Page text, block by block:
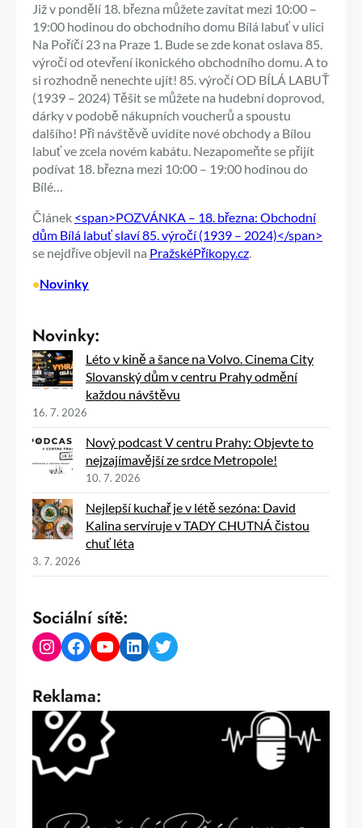
Již v pondělí 18. března můžete zavítat mezi 10:00 –
19:00 hodinou do obchodního domu Bílá labuť v ulici
Na Poříčí 23 na Praze 1. Bude se zde konat oslava 85.
výročí od otevření ikonického obchodního domu. A to
si rozhodně nenechte ujít! 85. výročí OD BÍLÁ LABUŤ
(1939 – 2024) Těšit se můžete na hudební doprovod,
dárky v podobě nákupních voucherů a spoustu
dalšího! Při návštěvě uvidíte nové obchody a Bílou
labuť ve zcela novém kabátu. Nezapomeňte se přijít
podívat 18. března mezi 10:00 – 19:00 hodinou do
Bílé…
Článek <span>POZVÁNKA – 18. března: Obchodní
dům Bílá labuť slaví 85. výročí (1939 – 2024)</span>
se nejdříve objevil na PražskéPříkopy.cz.
•Novinky
Novinky:
Léto v kině a šance na Volvo. Cinema City
Slovanský dům v centru Prahy odmění
každou návštěvu
16. 7. 2026
Nový podcast V centru Prahy: Objevte to
nejzajímavější ze srdce Metropole!
10. 7. 2026
Nejlepší kuchař je v létě sezóna: David
Kalina servíruje v TADY CHUTNÁ čistou
chuť léta
3. 7. 2026
Sociální sítě:
Instagram Facebook YouTube LinkedIn Twitter
Reklama: